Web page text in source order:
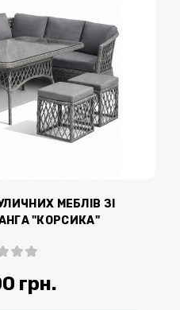
МЕБЛІВ ЗІ
"КОРСИКА"
грн.